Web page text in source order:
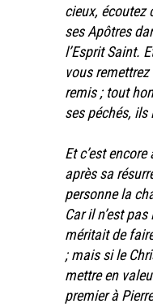
cieux, écoutez
ses Apôtres
l’Esprit Saint.
vous
remis ; tout
ses péchés,
Et c’est
après sa
personne la
Car il n’est
méritait de
; mais si le
mettre en
premier à